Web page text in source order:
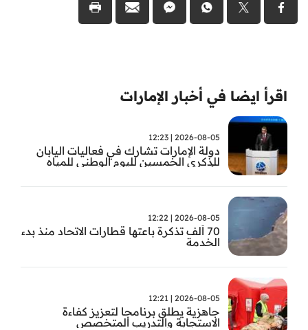
اقرأ ايضا في أخبار الإمارات
2026-08-05 | 12:23
دولة الإمارات تشارك في فعاليات اليابان
للذكرى الخمسين لليوم الوطني للمياه
2026-08-05 | 12:22
70 ألف تذكرة باعتها قطارات الاتحاد منذ بدء
الخدمة
2026-08-05 | 12:21
جاهزية يطلق برنامجا لتعزيز كفاءة
الاستجابة والتدريب المتخصص